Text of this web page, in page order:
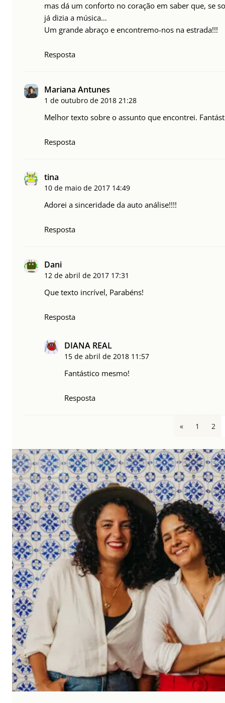
mas dá um conforto no coração em saber que, se
já dizia a música…
Um grande abraço e encontremo-nos na estrada!!!
Resposta
Mariana Antunes
1 de outubro de 2018 21:28
Melhor texto sobre o assunto que encontrei.
Resposta
tina
10 de maio de 2017 14:49
Adorei a sinceridade da auto análise!!!!
Resposta
Dani
12 de abril de 2017 17:31
Que texto incrível, Parabéns!
Resposta
DIANA REAL
15 de abril de 2018 11:57
Fantástico mesmo!
Resposta
« 1 2